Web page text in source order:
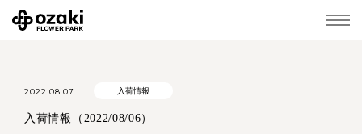
2022.08.07 入荷情報
入荷情報（2022/08/06）